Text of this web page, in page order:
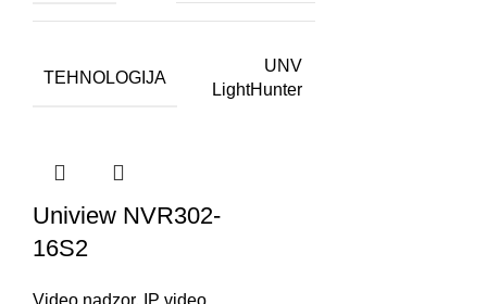
TEHNOLOGIJA
UNV
LightHunter
Uniview NVR302-
16S2